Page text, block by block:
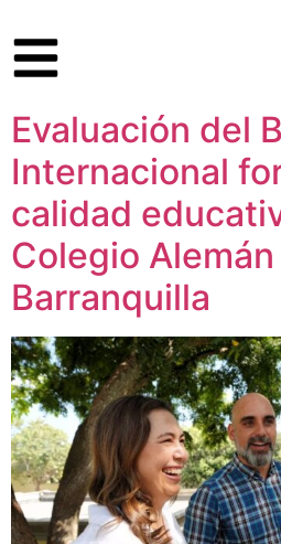
Evaluación del
Internacional
calidad
Colegio
Barranquilla